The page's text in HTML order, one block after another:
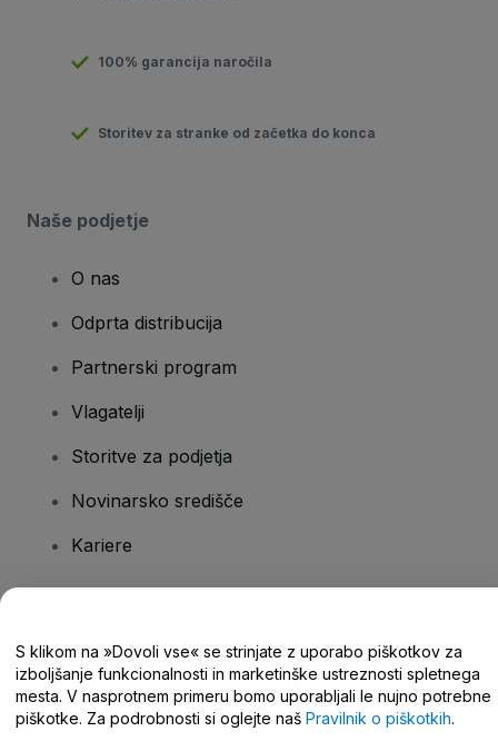
100% garancija naročila
Storitev za stranke od začetka do konca
Naše podjetje
O nas
Odprta distribucija
Partnerski program
Vlagatelji
Storitve za podjetja
Novinarsko središče
Kariere
Središče za pomoč/stik z nami
S klikom na »Dovoli vse« se strinjate z uporabo piškotkov za
izboljšanje funkcionalnosti in marketinške ustreznosti spletnega
mesta. V nasprotnem primeru bomo uporabljali le nujno potrebne
piškotke. Za podrobnosti si oglejte naš Pravilnik o piškotkih.